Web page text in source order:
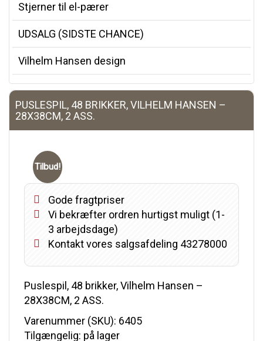
Stjerner til el-pærer
UDSALG (SIDSTE CHANCE)
Vilhelm Hansen design
PUSLESPIL, 48 BRIKKER, VILHELM HANSEN –
28X38CM, 2 ASS.
Tilbud!
Gode fragtpriser
Vi bekræfter ordren hurtigst muligt (1-
3 arbejdsdage)
Kontakt vores salgsafdeling 43278000
Puslespil, 48 brikker, Vilhelm Hansen –
28X38CM, 2 ASS.
Varenummer (SKU): 6405
Tilgængelig: på lager